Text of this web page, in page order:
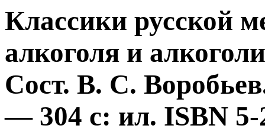
Классики русской
алкоголя и
Сост. В. С.
— 304 с: ил. ISBN